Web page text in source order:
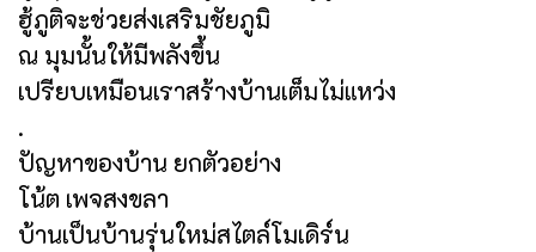
ฮู้ภูติจะช่วยส่งเสริมชัยภูมิ
ณ มุมนั้นให้มีพลังขึ้น
เปรียบเหมือนเราสร้างบ้านเต็มไม่แหว่ง
.
ปัญหาของบ้าน ยกตัวอย่าง
โน้ต เพจสงขลา
บ้านเป็นบ้านรุ่นใหม่สไตล์โมเดิร์น